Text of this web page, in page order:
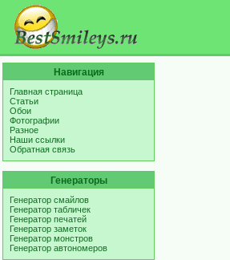
Навигация
Главная страница
Статьи
Обои
Фотографии
Разное
Наши ссылки
Обратная связь
Генераторы
Генератор смайлов
Генератор табличек
Генератор печатей
Генератор заметок
Генератор монстров
Генератор автономеров